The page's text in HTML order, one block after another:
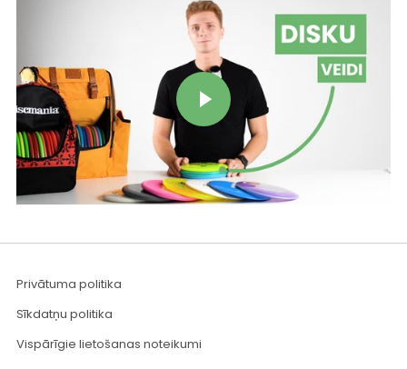
Atskaņot video
Privātuma politika
Sīkdatņu politika
Vispārīgie lietošanas noteikumi